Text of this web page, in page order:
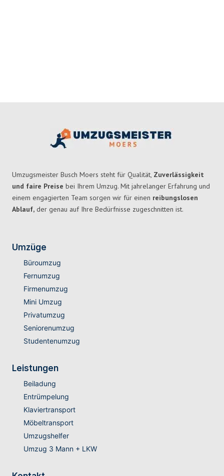
Umzugsmeister Busch Moers steht für Qualität, Zuverlässigkeit
und faire Preise bei Ihrem Umzug. Mit jahrelanger Erfahrung und
einem engagierten Team sorgen wir für einen reibungslosen
Ablauf, der genau auf Ihre Bedürfnisse zugeschnitten ist.
Umzüge
Büroumzug
Fernumzug
Firmenumzug
Mini Umzug
Privatumzug
Seniorenumzug
Studentenumzug
Leistungen
Beiladung
Entrümpelung
Klaviertransport
Möbeltransport
Umzugshelfer
Umzug 3 Mann + LKW